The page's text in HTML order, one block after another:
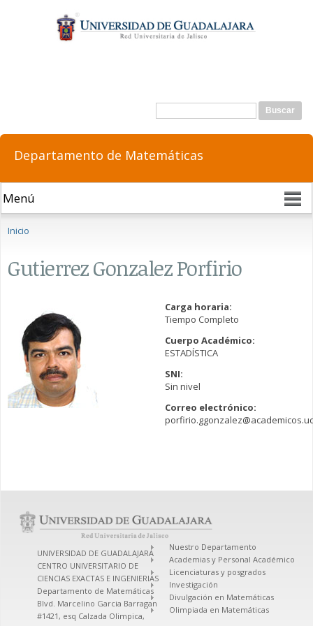
contenido
principal
Formulario de búsqueda
Buscar
Departamento de Matemáticas
Inicio
Gutierrez Gonzalez Porfirio
Carga horaria:
Tiempo Completo
Cuerpo Académico:
ESTADÍSTICA
SNI:
Sin nivel
Correo electrónico:
UNIVERSIDAD DE GUADALAJARA
CENTRO UNIVERSITARIO DE
CIENCIAS EXACTAS E INGENIERIAS
Departamento de Matemáticas
Blvd. Marcelino Garcia Barragan
#1421, esq Calzada Olimpica,
Nuestro Departamento
Academias y Personal Académico
Licenciaturas y posgrados
Investigación
Divulgación en Matemáticas
Olimpiada en Matemáticas